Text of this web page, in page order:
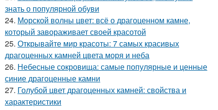
знать о популярной обуви
24. Морской волны цвет: всё о драгоценном камне,
который завораживает своей красотой
25. Открывайте мир красоты: 7 самых красивых
драгоценных камней цвета моря и неба
26. Небесные сокровища: самые популярные и ценные
синие драгоценные камни
27. Голубой цвет драгоценных камней: свойства и
характеристики